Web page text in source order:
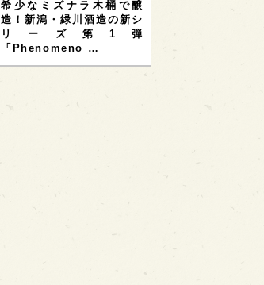
希少なミズナラ木桶で醸
造！新潟・緑川酒造の新シ
リーズ第1弾
「Phenomeno …